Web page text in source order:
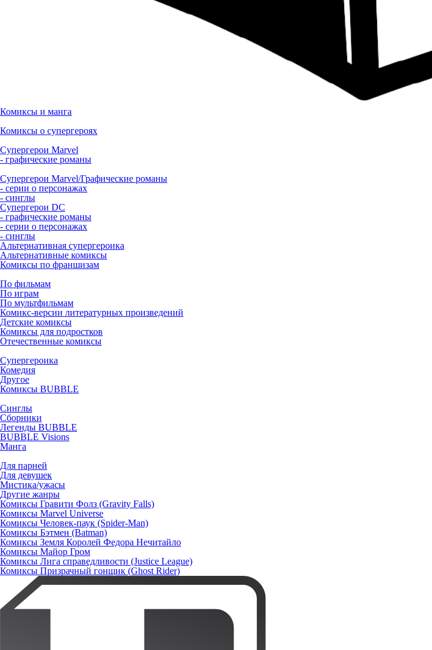
Комиксы и манга
Комиксы о супергероях
Супергерои Marvel
- графические романы
Супергерои Marvel/Графические романы
- серии о персонажах
- синглы
Супергерои DC
- графические романы
- серии о персонажах
- синглы
Альтернативная супергероика
Альтернативные комиксы
Комиксы по франшизам
По фильмам
По играм
По мультфильмам
Комикс-версии литературных произведений
Детские комиксы
Комиксы для подростков
Отечественные комиксы
Супергероика
Комедия
Другое
Комиксы BUBBLE
Синглы
Сборники
Легенды BUBBLE
BUBBLE Visions
Манга
Для парней
Для девушек
Мистика/ужасы
Другие жанры
Комиксы Гравити Фолз (Gravity Falls)
Комиксы Marvel Universe
Комиксы Человек-паук (Spider-Man)
Комиксы Бэтмен (Batman)
Комиксы Земля Королей Федора Нечитайло
Комиксы Майор Гром
Комиксы Лига справедливости (Justice League)
Комиксы Призрачный гонщик (Ghost Rider)